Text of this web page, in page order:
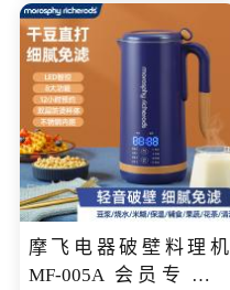
摩飞电器破壁料理机
MF-005A 会员专享价